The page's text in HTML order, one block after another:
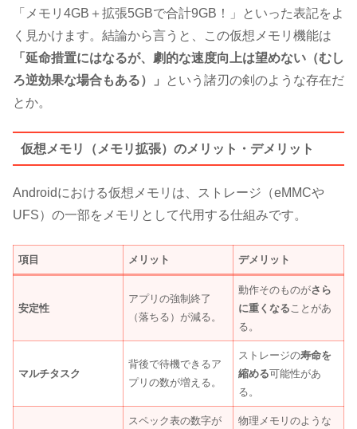
「メモリ4GB＋拡張5GBで合計9GB！」といった表記をよ
く見かけます。結論から言うと、この仮想メモリ機能は
「延命措置にはなるが、劇的な速度向上は望めない（むし
ろ逆効果な場合もある）」
という諸刃の剣のような存在だ
とか。
仮想メモリ（メモリ拡張）のメリット・デメリット
Androidにおける仮想メモリは、ストレージ（eMMCや
UFS）の一部をメモリとして代用する仕組みです。
項目 メリット デメリット
安定性
アプリの強制終了
（落ちる）が減る。
動作そのものがさら
に重くなる ことがあ
る。
マルチタスク
背後で待機できるア
プリの数が増える。
ストレージの寿命を
縮める可能性があ
る。
スペック表の数字が
物理メモリのような